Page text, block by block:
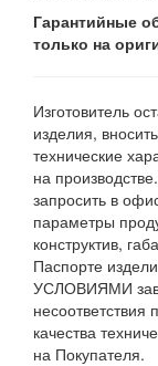
Гарантийные
только на
Изготовитель
изделия,
технические
на
запросить в
параметры
конструктив,
Паспорте
УСЛОВИЯМИ
качества
на Покупателя.